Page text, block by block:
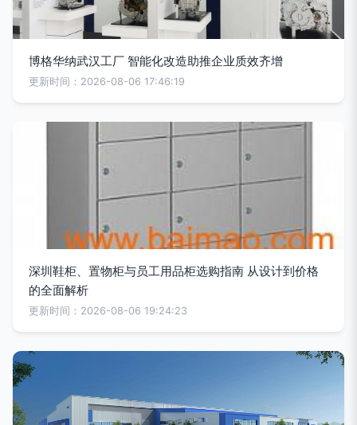
博格华纳武汉工厂 智能化改造助推企业质效齐增
更新时间：2026-08-06 17:46:19
深圳鞋柜、置物柜与员工用品柜选购指南 从设计到价格
的全面解析
更新时间：2026-08-06 19:24:23